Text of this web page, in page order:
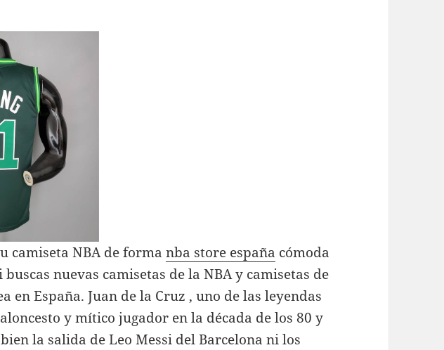
camiseta NBA de formanba store españa cómoda
buscas nuevas camisetas de la NBA y camisetas de
en España. Juan de la Cruz , uno de las leyendas
y mítico jugador en la década de los 80 y
la salida de Leo Messi del Barcelona ni los